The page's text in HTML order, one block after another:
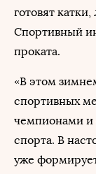
готовят
Спортивный
проката.
«В этом
спортивных
чемпионами и
спорта. В
уже